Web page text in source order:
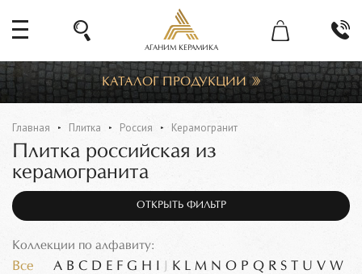
АГАНИМ КЕРАМИКА
КАТАЛОГ ПРОДУКЦИИ
Главная Плитка Россия Керамогранит
Плитка российская из
керамогранита
ОТКРЫТЬ ФИЛЬТР
Коллекции по алфавиту:
Все A B C D E F G H K L M N O P Q R S T U V W